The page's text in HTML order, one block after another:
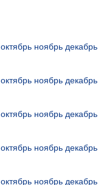
октябрь ноябрь декабрь
октябрь ноябрь декабрь
октябрь ноябрь декабрь
октябрь ноябрь декабрь
октябрь ноябрь декабрь